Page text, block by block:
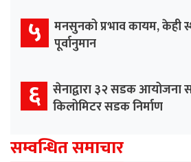
५ मनसुनको प्रभाव कायम, केही
पूर्वानुमान
६ सेनाद्वारा ३२ सडक आयोजना
किलोमिटर सडक निर्माण
सम्वन्धित समाचार